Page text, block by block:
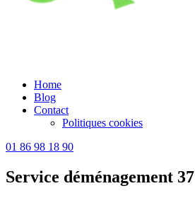
Home
Blog
Contact
Politiques cookies
01 86 98 18 90
Service déménagement 37